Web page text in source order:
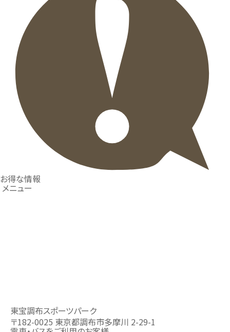
お得な情報
メニュー
東宝調布スポーツパーク
〒182-0025 東京都調布市多摩川 2-29-1